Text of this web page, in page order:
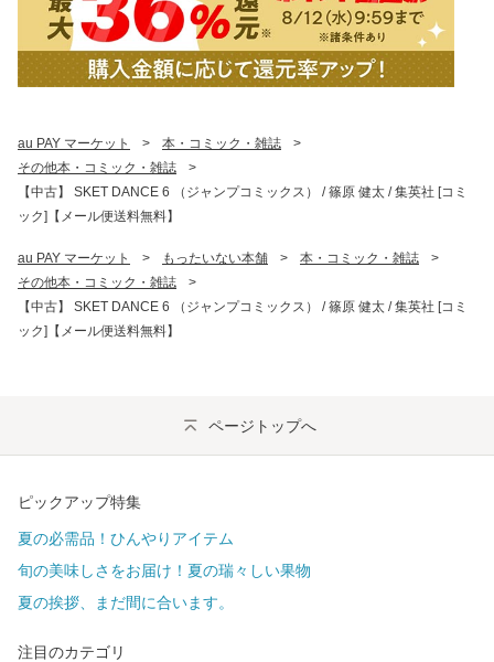
au PAY マーケット > 本・コミック・雑誌
>
その他本・コミック・雑誌
>
【中古】 SKET DANCE 6 （ジャンプコミックス） / 篠原 健太 / 集英社 [コミ
ック]【メール便送料無料】
au PAY マーケット > もったいない本舗 > 本・コミック・雑誌
>
その他本・コミック・雑誌
>
【中古】 SKET DANCE 6 （ジャンプコミックス） / 篠原 健太 / 集英社 [コミ
ック]【メール便送料無料】
ページトップへ
ピックアップ特集
夏の必需品！ひんやりアイテム
旬の美味しさをお届け！夏の瑞々しい果物
夏の挨拶、まだ間に合います。
注目のカテゴリ